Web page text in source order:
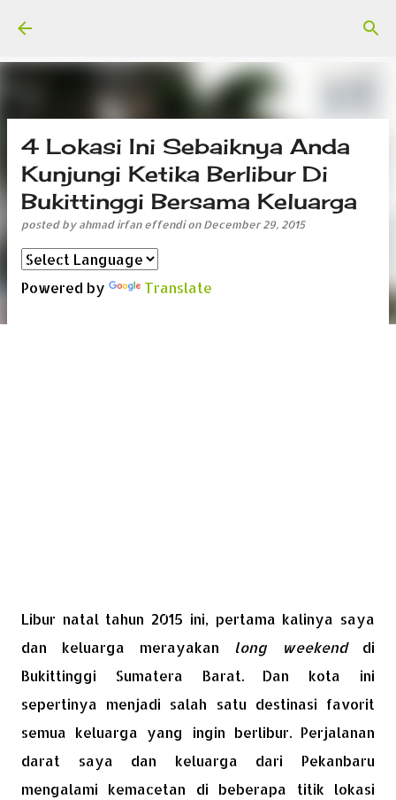
4 Lokasi Ini Sebaiknya Anda
Kunjungi Ketika Berlibur Di
Bukittinggi Bersama Keluarga
posted by ahmad irfan effendi on December 29, 2015
Powered by Translate
Libur natal tahun 2015 ini, pertama kalinya saya
dan keluarga merayakan long weekenddi
Bukittinggi Sumatera Barat. Dan kota ini
sepertinya menjadi salah satu destinasi favorit
semua keluarga yang ingin berlibur. Perjalanan
darat saya dan keluarga dari Pekanbaru
mengalami kemacetan di beberapa titik lokasi